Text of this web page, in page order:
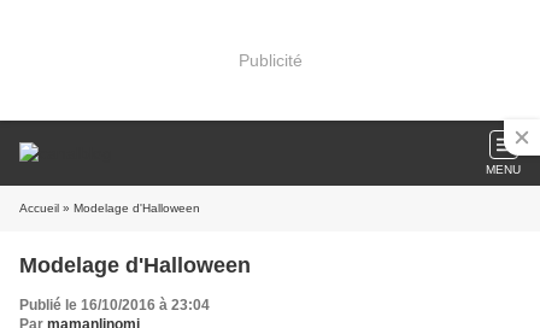
Publicité
MENU
Accueil » Modelage d'Halloween
Modelage d'Halloween
Publié le 16/10/2016 à 23:04
Par mamanlinomi